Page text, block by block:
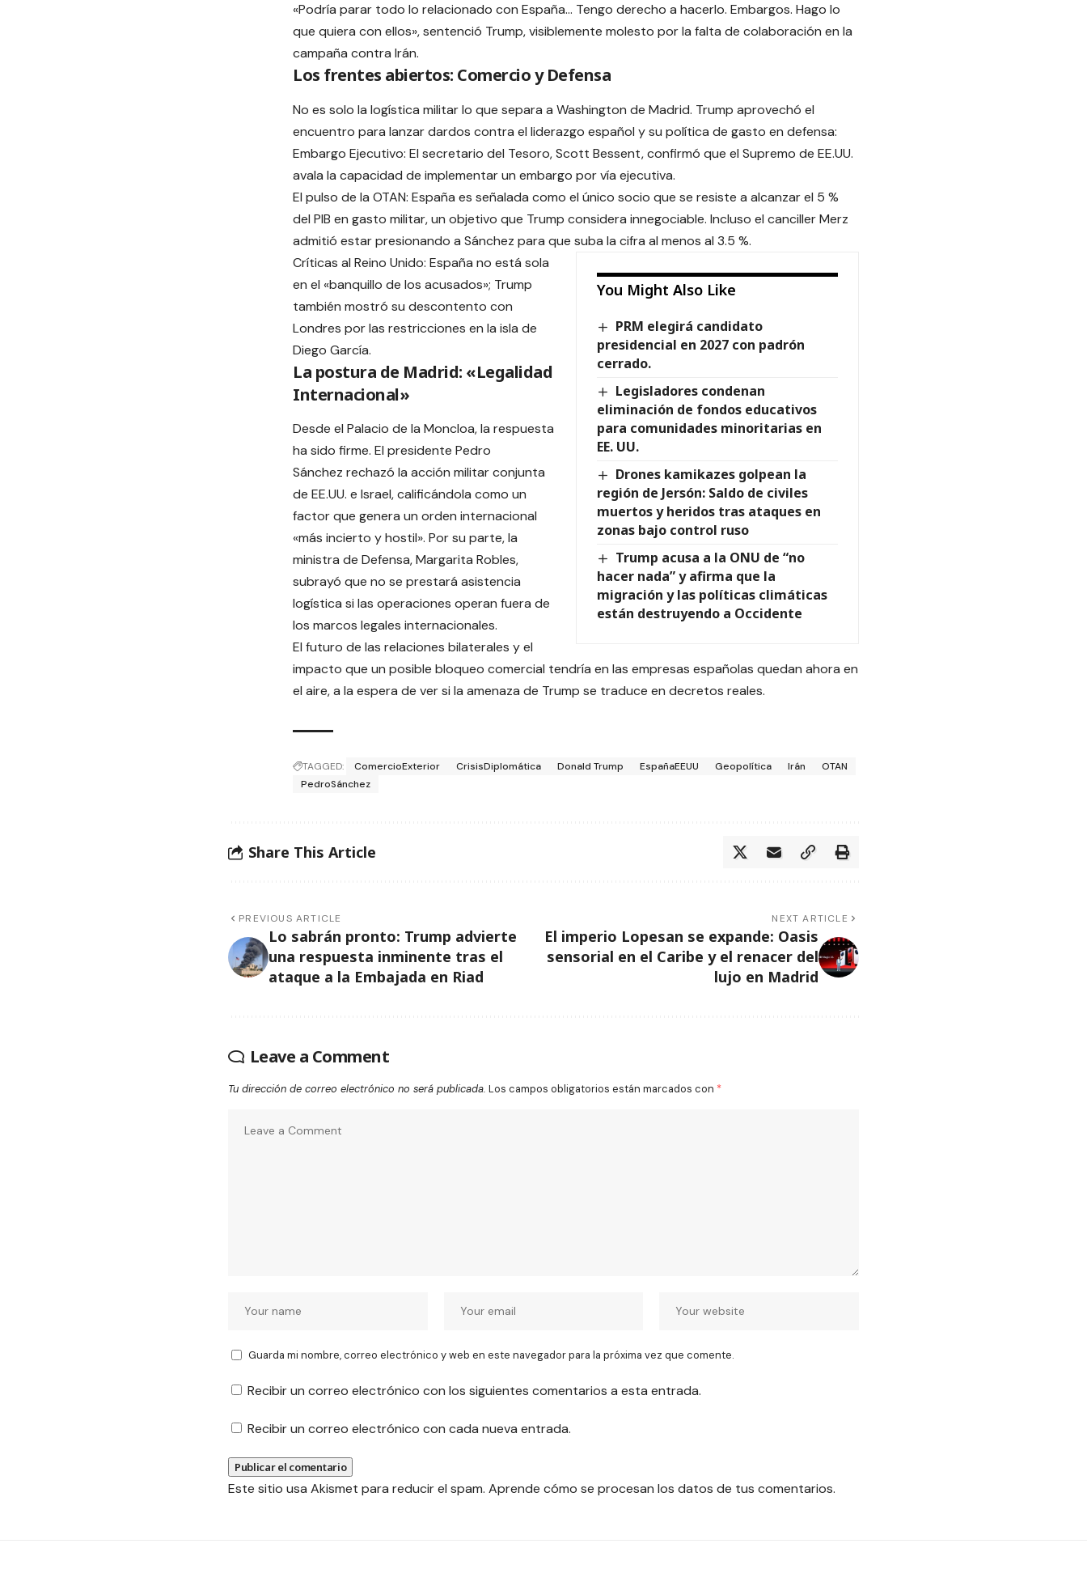
«Podría parar todo lo relacionado con España… Tengo derecho a hacerlo. Embargos. Hago lo
que quiera con ellos», sentenció Trump, visiblemente molesto por la falta de colaboración en la
campaña contra Irán.
Los frentes abiertos: Comercio y Defensa
No es solo la logística militar lo que separa a Washington de Madrid. Trump aprovechó el
encuentro para lanzar dardos contra el liderazgo español y su política de gasto en defensa:
Embargo Ejecutivo: El secretario del Tesoro, Scott Bessent, confirmó que el Supremo de EE.UU.
avala la capacidad de implementar un embargo por vía ejecutiva.
El pulso de la OTAN: España es señalada como el único socio que se resiste a alcanzar el 5 %
del PIB en gasto militar, un objetivo que Trump considera innegociable. Incluso el canciller Merz
admitió estar presionando a Sánchez para que suba la cifra al menos al 3.5 %.
You Might Also Like
PRM elegirá candidato
presidencial en 2027 con padrón
cerrado.
Legisladores condenan
eliminación de fondos educativos
para comunidades minoritarias en
EE. UU.
Drones kamikazes golpean la
región de Jersón: Saldo de civiles
muertos y heridos tras ataques en
zonas bajo control ruso
Trump acusa a la ONU de “no
hacer nada” y afirma que la
migración y las políticas climáticas
están destruyendo a Occidente
Críticas al Reino Unido: España no está sola
en el «banquillo de los acusados»; Trump
también mostró su descontento con
Londres por las restricciones en la isla de
Diego García.
La postura de Madrid: «Legalidad
Internacional»
Desde el Palacio de la Moncloa, la respuesta
ha sido firme. El presidente Pedro
Sánchez rechazó la acción militar conjunta
de EE.UU. e Israel, calificándola como un
factor que genera un orden internacional
«más incierto y hostil». Por su parte, la
ministra de Defensa, Margarita Robles,
subrayó que no se prestará asistencia
logística si las operaciones operan fuera de
los marcos legales internacionales.
El futuro de las relaciones bilaterales y el
impacto que un posible bloqueo comercial tendría en las empresas españolas quedan ahora en
el aire, a la espera de ver si la amenaza de Trump se traduce en decretos reales.
TAGGED: ComercioExterior CrisisDiplomática Donald Trump EspañaEEUU Geopolítica Irán
OTAN
PedroSánchez
Share This Article
PREVIOUS ARTICLE
Lo sabrán pronto: Trump advierte
una respuesta inminente tras el
ataque a la Embajada en Riad
NEXT ARTICLE
El imperio Lopesan se expande: Oasis
sensorial en el Caribe y el renacer del
lujo en Madrid
Leave a Comment
Tu dirección de correo electrónico no será publicada. Los campos obligatorios están marcados con *
Guarda mi nombre, correo electrónico y web en este navegador para la próxima vez que comente.
Recibir un correo electrónico con los siguientes comentarios a esta entrada.
Recibir un correo electrónico con cada nueva entrada.
Este sitio usa Akismet para reducir el spam. Aprende cómo se procesan los datos de tus comentarios.